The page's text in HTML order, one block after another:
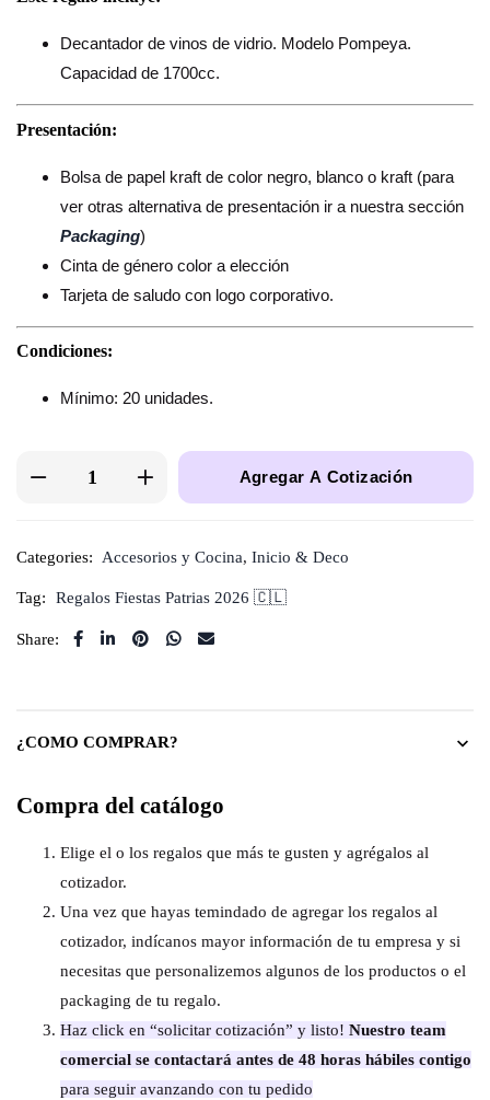
Decantador de vinos de vidrio. Modelo Pompeya.
Capacidad de 1700cc.
Presentación:
Bolsa de papel kraft de color negro, blanco o kraft (para
ver otras alternativa de presentación ir a nuestra sección
Packaging)
Cinta de género color a elección
Tarjeta de saludo con logo corporativo.
Condiciones:
Mínimo: 20 unidades.
Agregar A Cotización
Categories: Accesorios y Cocina, Inicio & Deco
Tag: Regalos Fiestas Patrias 2026 🇨🇱
Share:
¿COMO COMPRAR?
Compra del catálogo
Elige el o los regalos que más te gusten y agrégalos al
cotizador.
Una vez que hayas temindado de agregar los regalos al
cotizador, indícanos mayor información de tu empresa y si
necesitas que personalizemos algunos de los productos o el
packaging de tu regalo.
Haz click en “solicitar cotización” y listo! Nuestro team
comercial se contactará antes de 48 horas hábiles contigo
para seguir avanzando con tu pedido